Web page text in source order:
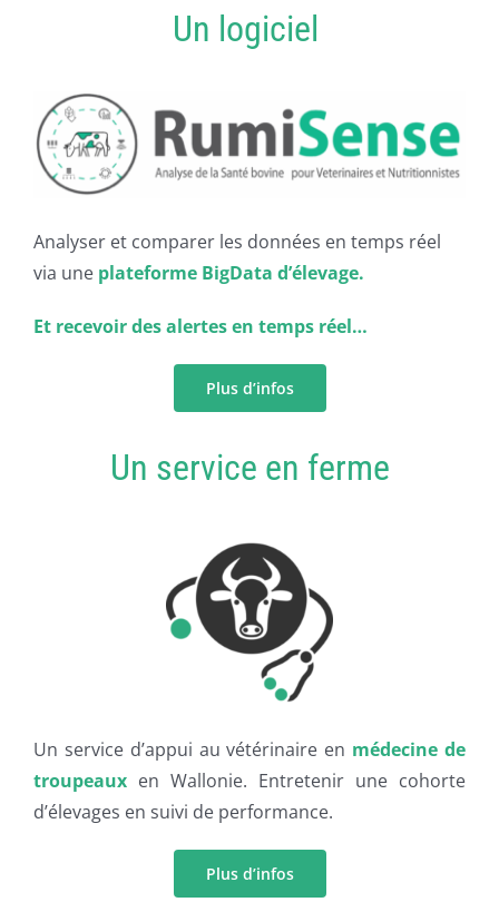
Un logiciel
Analyser et comparer les données en temps réel
via une plateforme BigData d’élevage.
Et recevoir des alertes en temps réel…
Plus d’infos
Un service en ferme
Un service d’appui au vétérinaire en médecine de
troupeauxen Wallonie. Entretenir une cohorte
d’élevages en suivi de performance.
Plus d’infos